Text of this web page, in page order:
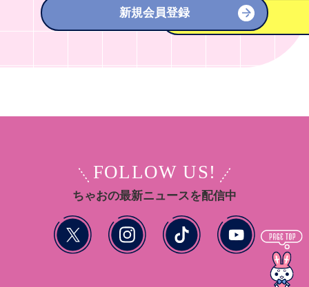
新規会員登録
FOLLOW US!
ちゃおの最新ニュースを配信中